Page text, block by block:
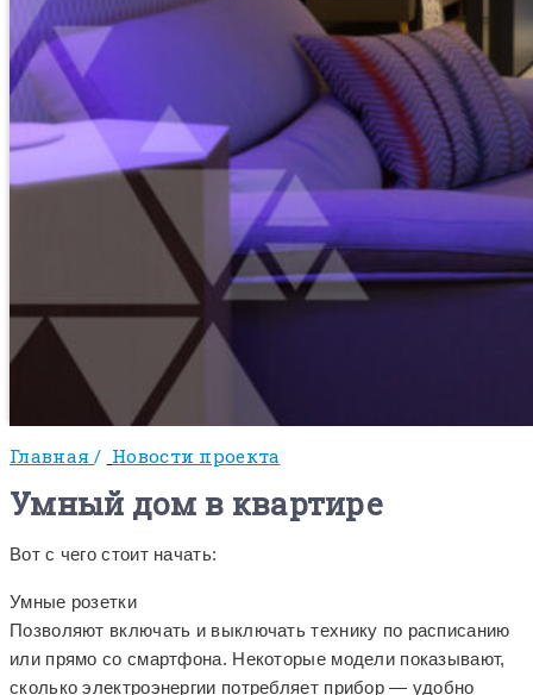
Главная/ Новости проекта
Умный дом в квартире
Вот с чего стоит начать:
Умные розетки
Позволяют включать и выключать технику по расписанию
или прямо со смартфона. Некоторые модели показывают,
сколько электроэнергии потребляет прибор — удобно